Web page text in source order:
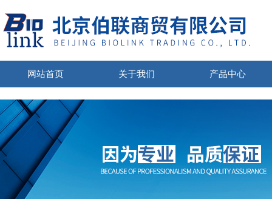
网站首页 关于我们 产品中心